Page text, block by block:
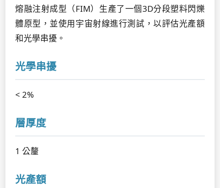
熔融注射成型（FIM）生產了一個3D分段塑料閃爍
體原型，並使用宇宙射線進行測試，以評估光產額
和光學串擾。
光學串擾
< 2%
層厚度
1 公釐
光產額